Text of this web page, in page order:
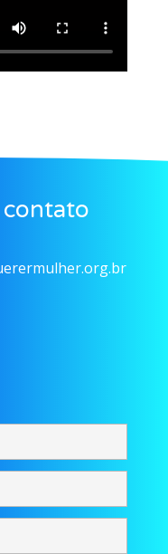
contato